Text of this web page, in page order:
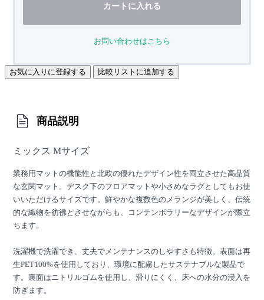
カートに入れる
お問い合わせはこちら
お気に入りに登録する 比較リストに追加する
商品説明
ミックス Mサイズ
業務用マットの機能性と北欧の優れたデザイン性を両立させた高品質
な玄関マット。デスク下のフロアマットや小さめなラグとしてもお使
いいただけるサイズです。鮮やかな複数色のメランジが美しく、伝統
的な織物を彷彿とさせながらも、コンテンポラリーなデザインが際立
ちます。
洗濯機で洗濯でき、丈夫でメンテナンスのしやすさも特徴。表面は再
生PET100%を使用しており、環境に配慮したサステナブルな製品で
す。裏面はニトリルゴムを使用し、滑りにくく、床への水分の浸入を
防ぎます。